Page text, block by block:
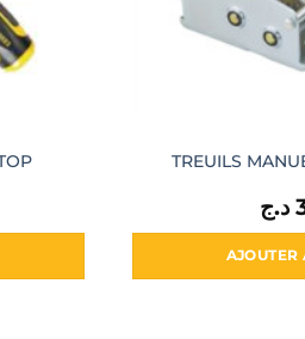
TREUILS
د.ج
AJOUTER